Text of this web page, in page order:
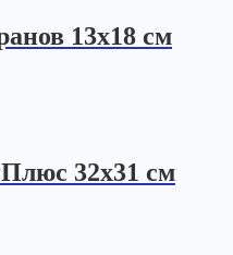
13х18 см
32х31 см